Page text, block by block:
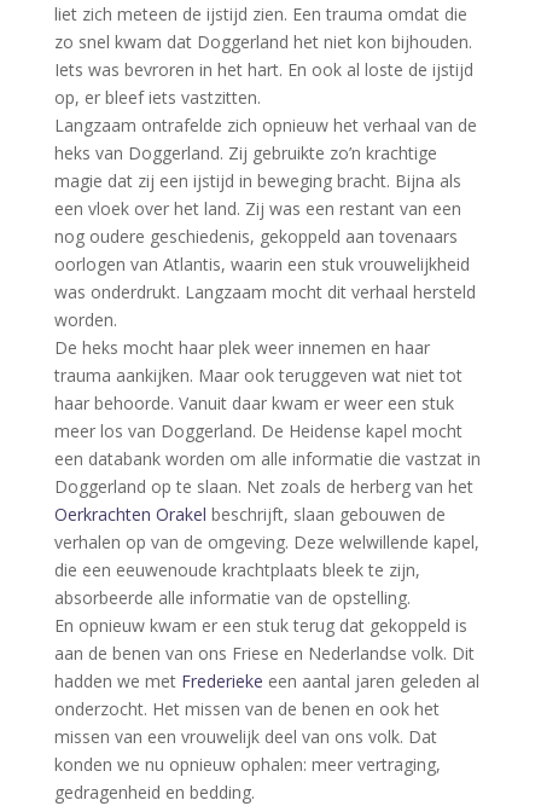
liet zich meteen de ijstijd zien. Een trauma omdat die
zo snel kwam dat Doggerland het niet kon bijhouden.
Iets was bevroren in het hart. En ook al loste de ijstijd
op, er bleef iets vastzitten.
Langzaam ontrafelde zich opnieuw het verhaal van de
heks van Doggerland. Zij gebruikte zo’n krachtige
magie dat zij een ijstijd in beweging bracht. Bijna als
een vloek over het land. Zij was een restant van een
nog oudere geschiedenis, gekoppeld aan tovenaars
oorlogen van Atlantis, waarin een stuk vrouwelijkheid
was onderdrukt. Langzaam mocht dit verhaal hersteld
worden.
De heks mocht haar plek weer innemen en haar
trauma aankijken. Maar ook teruggeven wat niet tot
haar behoorde. Vanuit daar kwam er weer een stuk
meer los van Doggerland. De Heidense kapel mocht
een databank worden om alle informatie die vastzat in
Doggerland op te slaan. Net zoals de herberg van het
Oerkrachten Orakel beschrijft, slaan gebouwen de
verhalen op van de omgeving. Deze welwillende kapel,
die een eeuwenoude krachtplaats bleek te zijn,
absorbeerde alle informatie van de opstelling.
En opnieuw kwam er een stuk terug dat gekoppeld is
aan de benen van ons Friese en Nederlandse volk. Dit
hadden we met Frederieke een aantal jaren geleden al
onderzocht. Het missen van de benen en ook het
missen van een vrouwelijk deel van ons volk. Dat
konden we nu opnieuw ophalen: meer vertraging,
gedragenheid en bedding.